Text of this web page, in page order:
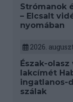
Strómanok
– Elcsalt
nyomában
2026.
Észak-
lakcímét
ingatlanos-
szálak